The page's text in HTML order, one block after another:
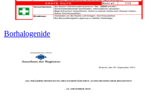
Borhalogenide